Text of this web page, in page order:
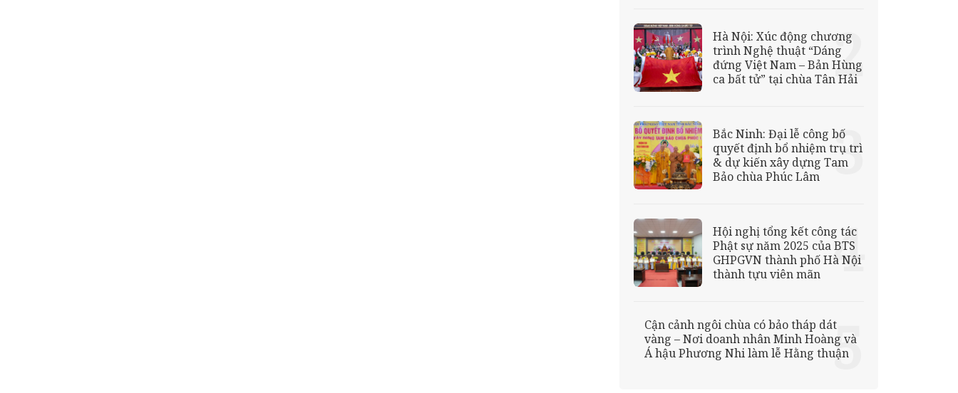
Hà Nội: Xúc động chương
trình Nghệ thuật “Dáng
đứng Việt Nam – Bản Hùng
ca bất tử” tại chùa Tân Hải
Bắc Ninh: Đại lễ công bố
quyết định bổ nhiệm trụ trì
& dự kiến xây dựng Tam
Bảo chùa Phúc Lâm
Hội nghị tổng kết công tác
Phật sự năm 2025 của BTS
GHPGVN thành phố Hà Nội
thành tựu viên mãn
Cận cảnh ngôi chùa có bảo tháp dát
vàng – Nơi doanh nhân Minh Hoàng và
Á hậu Phương Nhi làm lễ Hằng thuận